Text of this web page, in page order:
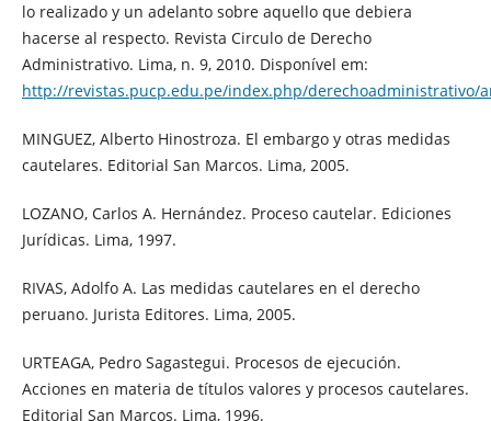
lo realizado y un adelanto sobre aquello que debiera
hacerse al respecto. Revista Circulo de Derecho
Administrativo. Lima, n. 9, 2010. Disponível em:
http://revistas.pucp.edu.pe/index.php/derechoadministrativo/
MINGUEZ, Alberto Hinostroza. El embargo y otras medidas
cautelares. Editorial San Marcos. Lima, 2005.
LOZANO, Carlos A. Hernández. Proceso cautelar. Ediciones
Jurídicas. Lima, 1997.
RIVAS, Adolfo A. Las medidas cautelares en el derecho
peruano. Jurista Editores. Lima, 2005.
URTEAGA, Pedro Sagastegui. Procesos de ejecución.
Acciones en materia de títulos valores y procesos cautelares.
Editorial San Marcos. Lima, 1996.